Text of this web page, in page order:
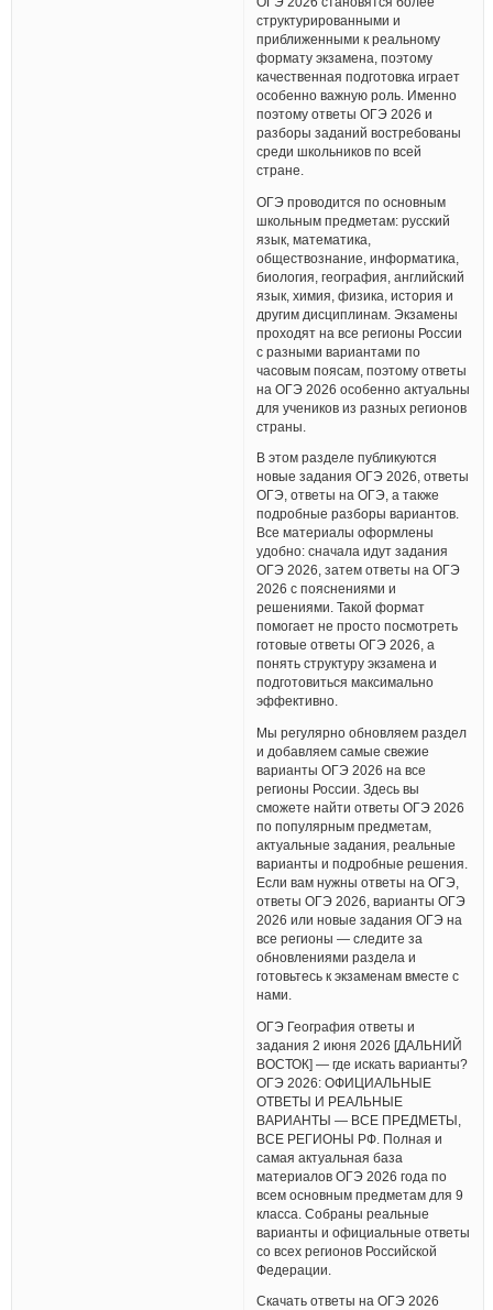
структурированными и
приближенными к реальному
формату экзамена, поэтому
качественная подготовка играет
особенно важную роль. Именно
поэтому ответы ОГЭ 2026 и
разборы заданий востребованы
среди школьников по всей
стране.
ОГЭ проводится по основным
школьным предметам: русский
язык, математика,
обществознание, информатика,
биология, география, английский
язык, химия, физика, история и
другим дисциплинам. Экзамены
проходят на все регионы России
с разными вариантами по
часовым поясам, поэтому ответы
на ОГЭ 2026 особенно актуальны
для учеников из разных регионов
страны.
В этом разделе публикуются
новые задания ОГЭ 2026, ответы
ОГЭ, ответы на ОГЭ, а также
подробные разборы вариантов.
Все материалы оформлены
удобно: сначала идут задания
ОГЭ 2026, затем ответы на ОГЭ
2026 с пояснениями и
решениями. Такой формат
помогает не просто посмотреть
готовые ответы ОГЭ 2026, а
понять структуру экзамена и
подготовиться максимально
эффективно.
Мы регулярно обновляем раздел
и добавляем самые свежие
варианты ОГЭ 2026 на все
регионы России. Здесь вы
сможете найти ответы ОГЭ 2026
по популярным предметам,
актуальные задания, реальные
варианты и подробные решения.
Если вам нужны ответы на ОГЭ,
ответы ОГЭ 2026, варианты ОГЭ
2026 или новые задания ОГЭ на
все регионы — следите за
обновлениями раздела и
готовьтесь к экзаменам вместе с
нами.
ОГЭ География ответы и
задания 2 июня 2026 [ДАЛЬНИЙ
ВОСТОК] — где искать варианты?
ОГЭ 2026: ОФИЦИАЛЬНЫЕ
ОТВЕТЫ И РЕАЛЬНЫЕ
ВАРИАНТЫ — ВСЕ ПРЕДМЕТЫ,
ВСЕ РЕГИОНЫ РФ. Полная и
самая актуальная база
материалов ОГЭ 2026 года по
всем основным предметам для 9
класса. Собраны реальные
варианты и официальные ответы
со всех регионов Российской
Федерации.
Скачать ответы на ОГЭ 2026